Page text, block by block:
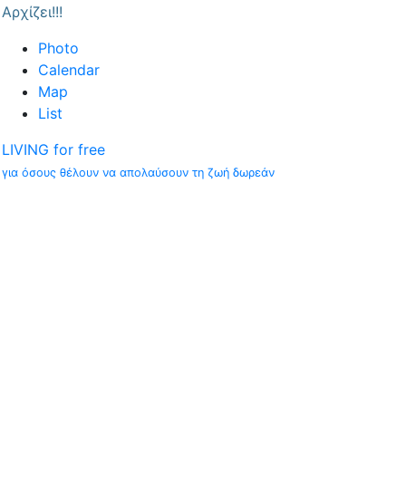
Αρχίζει!!!
Photo
Calendar
Map
List
LIVING for free
για όσους θέλουν να απολαύσουν τη ζωή δωρεάν